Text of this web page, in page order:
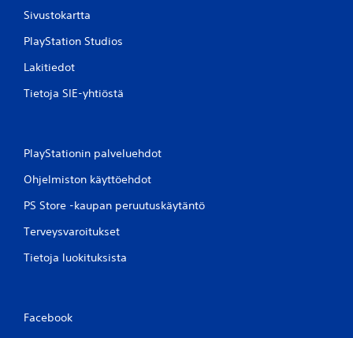
Sivustokartta
PlayStation Studios
Lakitiedot
Tietoja SIE-yhtiöstä
PlayStationin palveluehdot
Ohjelmiston käyttöehdot
PS Store -kaupan peruutuskäytäntö
Terveysvaroitukset
Tietoja luokituksista
Facebook